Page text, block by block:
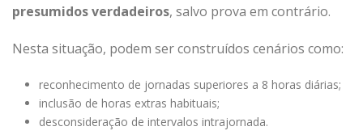
presumidos verdadeiros, salvo prova em contrário.
Nesta situação, podem ser construídos cenários como:
reconhecimento de jornadas superiores a 8 horas diárias;
inclusão de horas extras habituais;
desconsideração de intervalos intrajornada.